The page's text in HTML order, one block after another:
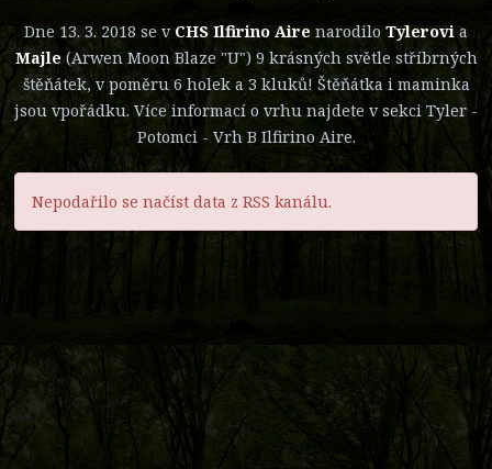
Dne 13. 3. 2018 se vCHS Ilfirino Aire narodilo Tylerovia
Majle(Arwen Moon Blaze "U") 9 krásných světle stříbrných
štěňátek, v poměru 6 holek a 3 kluků! Štěňátka i maminka
jsou vpořádku. Více informací o vrhu najdete v sekci Tyler -
Potomci - Vrh B Ilfirino Aire.
Nepodařilo se načíst data z RSS kanálu.